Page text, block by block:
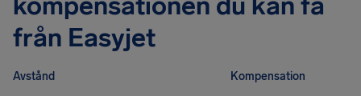
från Easyjet
Avstånd Kompensation